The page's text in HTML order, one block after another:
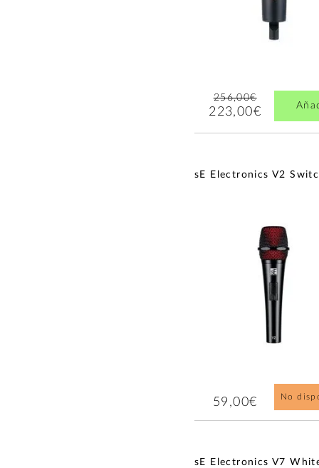
256,00€
223,00€
sE Electronics V2
59,00€ No
sE Electronics V7